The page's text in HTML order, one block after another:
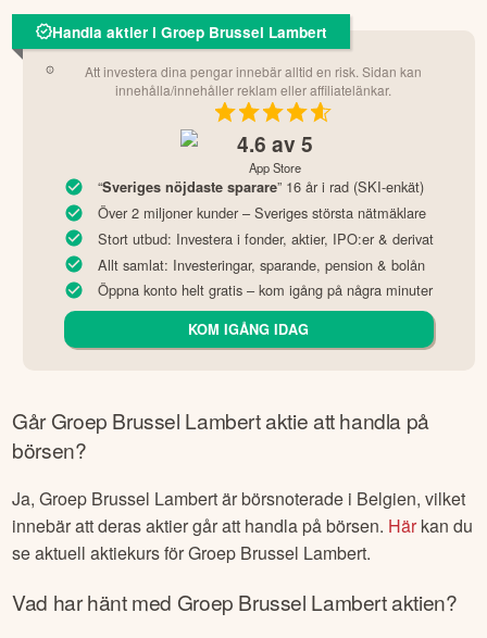
Handla aktier i Groep Brussel Lambert
Att investera dina pengar innebär alltid en risk. Sidan kan
innehålla/innehåller reklam eller affiliatelänkar.
4.6 av 5
App Store
“Sveriges nöjdaste sparare” 16 år i rad (SKI-enkät)
Över 2 miljoner kunder – Sveriges största nätmäklare
Stort utbud: Investera i fonder, aktier, IPO:er & derivat
Allt samlat: Investeringar, sparande, pension & bolån
Öppna konto helt gratis – kom igång på några minuter
KOM IGÅNG IDAG
GårGroep Brussel Lambertaktie att handla på
börsen?
Ja,Groep Brussel Lambertär börsnoterade i Belgien, vilket
innebär att deras aktier går att handla på börsen. Härkan du
se aktuell aktiekurs förGroep Brussel Lambert.
Vad har hänt med Groep Brussel Lambertaktien?